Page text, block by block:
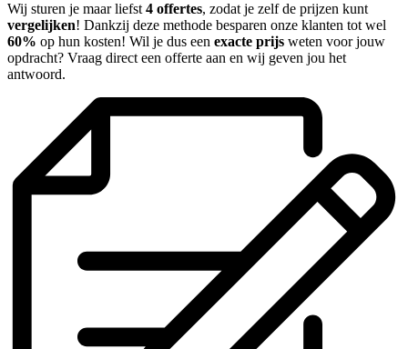
Wij sturen je maar liefst 4 offertes, zodat je zelf de prijzen kunt
vergelijken! Dankzij deze methode besparen onze klanten tot wel
60% op hun kosten! Wil je dus een exacte prijs weten voor jouw
opdracht? Vraag direct een offerte aan en wij geven jou het
antwoord.